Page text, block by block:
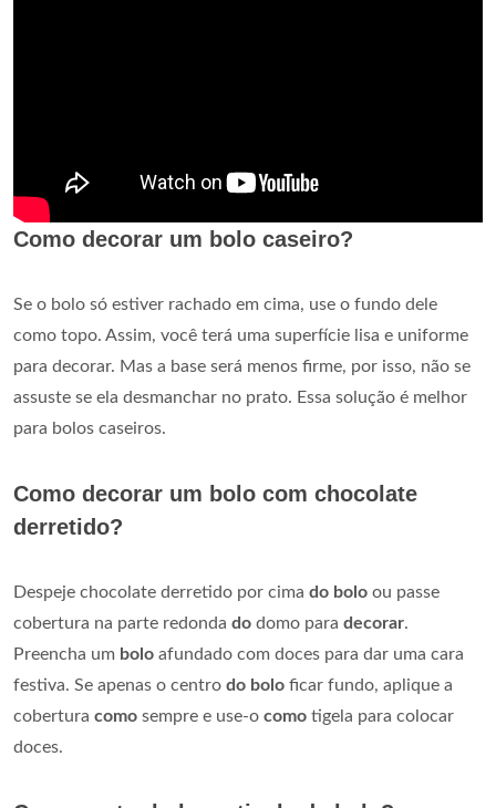
Como decorar um bolo caseiro?
Se o bolo só estiver rachado em cima, use o fundo dele
como topo. Assim, você terá uma superfície lisa e uniforme
para decorar. Mas a base será menos firme, por isso, não se
assuste se ela desmanchar no prato. Essa solução é melhor
para bolos caseiros.
Como decorar um bolo com chocolate
derretido?
Despeje chocolate derretido por cima do bolo ou passe
cobertura na parte redonda do domo para decorar.
Preencha um bolo afundado com doces para dar uma cara
festiva. Se apenas o centro do bolo ficar fundo, aplique a
cobertura como sempre e use-o como tigela para colocar
doces.